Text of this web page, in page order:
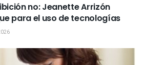
no: Jeanette Arrizón
para el uso de tecnologías